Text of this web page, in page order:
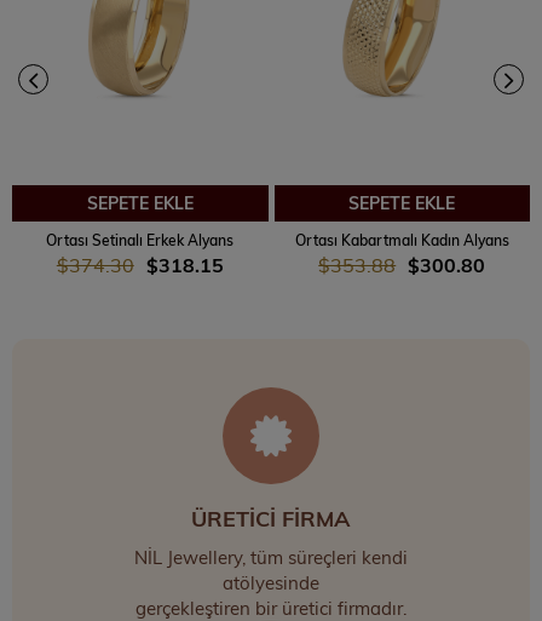
SEPETE EKLE
Ortası Setinalı Erkek Alyans
$318.15
$374.30
SEPETE EKLE
Ortası Kabartmalı Kadın Alyans
$300.80
$353.88
ÜRETİCİ FİRMA
NİL Jewellery, tüm süreçleri kendi
atölyesinde
gerçekleştiren bir üretici firmadır.